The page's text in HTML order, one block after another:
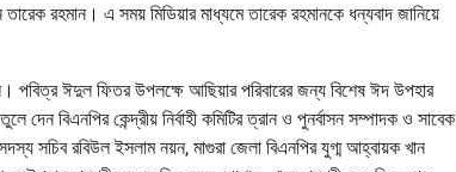
তারেক রহমান। এ সময় মিডিয়ার মাধ্যমে তারেক রহমানকে ধন্যবাদ জানিয়ে
পবিত্র ঈদুল ফিতর উপলক্ষে আছিয়ার পরিবারের জন্য বিশেষ ঈদ উপহার
দেন বিএনপির কেন্দ্রীয় নির্বাহী কমিটির ত্রান ও পুনর্বাসন সম্পাদক ও সাবেক
সচিব রবিউল ইসলাম নয়ন, মাগুরা জেলা বিএনপির যুগ্ম আহ্বায়ক খান